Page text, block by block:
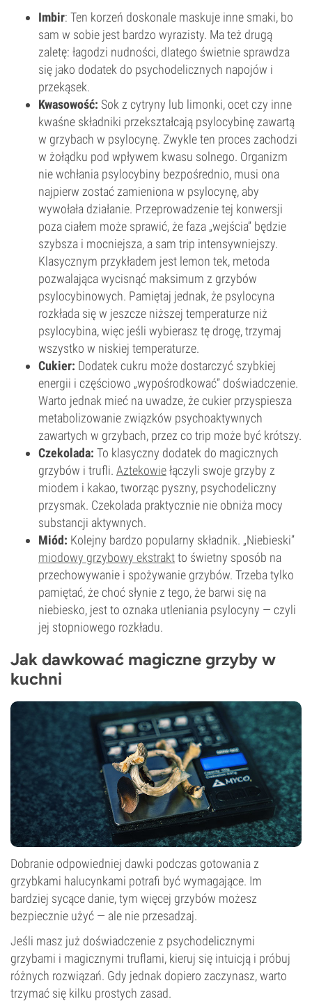
Imbir: Ten korzeń doskonale maskuje inne smaki, bo
sam w sobie jest bardzo wyrazisty. Ma też drugą
zaletę: łagodzi nudności, dlatego świetnie sprawdza
się jako dodatek do psychodelicznych napojów i
przekąsek.
Kwasowość: Sok z cytryny lub limonki, ocet czy inne
kwaśne składniki przekształcają psylocybinę zawartą
w grzybach w psylocynę. Zwykle ten proces zachodzi
w żołądku pod wpływem kwasu solnego. Organizm
nie wchłania psylocybiny bezpośrednio, musi ona
najpierw zostać zamieniona w psylocynę, aby
wywołała działanie. Przeprowadzenie tej konwersji
poza ciałem może sprawić, że faza „wejścia” będzie
szybsza i mocniejsza, a sam trip intensywniejszy.
Klasycznym przykładem jest lemon tek, metoda
pozwalająca wycisnąć maksimum z grzybów
psylocybinowych. Pamiętaj jednak, że psylocyna
rozkłada się w jeszcze niższej temperaturze niż
psylocybina, więc jeśli wybierasz tę drogę, trzymaj
wszystko w niskiej temperaturze.
Cukier: Dodatek cukru może dostarczyć szybkiej
energii i częściowo „wypośrodkować” doświadczenie.
Warto jednak mieć na uwadze, że cukier przyspiesza
metabolizowanie związków psychoaktywnych
zawartych w grzybach, przez co trip może być krótszy.
Czekolada: To klasyczny dodatek do magicznych
grzybów i trufli. Aztekowiełączyli swoje grzyby z
miodem i kakao, tworząc pyszny, psychodeliczny
przysmak. Czekolada praktycznie nie obniża mocy
substancji aktywnych.
Miód: Kolejny bardzo popularny składnik. „Niebieski”
miodowy grzybowy ekstraktto świetny sposób na
przechowywanie i spożywanie grzybów. Trzeba tylko
pamiętać, że choć słynie z tego, że barwi się na
niebiesko, jest to oznaka utleniania psylocyny — czyli
jej stopniowego rozkładu.
Jak dawkować magiczne grzyby w
kuchni
Dobranie odpowiedniej dawki podczas gotowania z
grzybkami halucynkami potrafi być wymagające. Im
bardziej sycące danie, tym więcej grzybów możesz
bezpiecznie użyć — ale nie przesadzaj.
Jeśli masz już doświadczenie z psychodelicznymi
grzybami i magicznymi truflami, kieruj się intuicją i próbuj
różnych rozwiązań. Gdy jednak dopiero zaczynasz, warto
trzymać się kilku prostych zasad.